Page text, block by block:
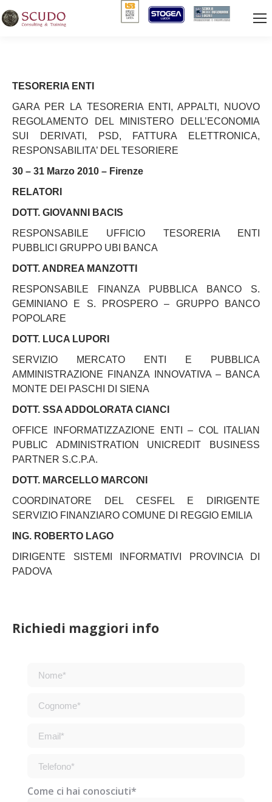
TESORERIA ENTI
GARA PER LA TESORERIA ENTI, APPALTI, NUOVO
REGOLAMENTO DEL MINISTERO DELL’ECONOMIA
SUI DERIVATI, PSD, FATTURA ELETTRONICA,
RESPONSABILITA’ DEL TESORIERE
30 – 31 Marzo 2010 – Firenze
RELATORI
DOTT. GIOVANNI BACIS
RESPONSABILE UFFICIO TESORERIA ENTI
PUBBLICI GRUPPO UBI BANCA
DOTT. ANDREA MANZOTTI
RESPONSABILE FINANZA PUBBLICA BANCO S.
GEMINIANO E S. PROSPERO – GRUPPO BANCO
POPOLARE
DOTT. LUCA LUPORI
SERVIZIO MERCATO ENTI E PUBBLICA
AMMINISTRAZIONE FINANZA INNOVATIVA – BANCA
MONTE DEI PASCHI DI SIENA
DOTT. SSA ADDOLORATA CIANCI
OFFICE INFORMATIZZAZIONE ENTI – COL ITALIAN
PUBLIC ADMINISTRATION UNICREDIT BUSINESS
PARTNER S.C.P.A.
DOTT. MARCELLO MARCONI
COORDINATORE DEL CESFEL E DIRIGENTE
SERVIZIO FINANZIARO COMUNE DI REGGIO EMILIA
ING. ROBERTO LAGO
DIRIGENTE SISTEMI INFORMATIVI PROVINCIA DI
PADOVA
Richiedi maggiori info
Come ci hai conosciuti*